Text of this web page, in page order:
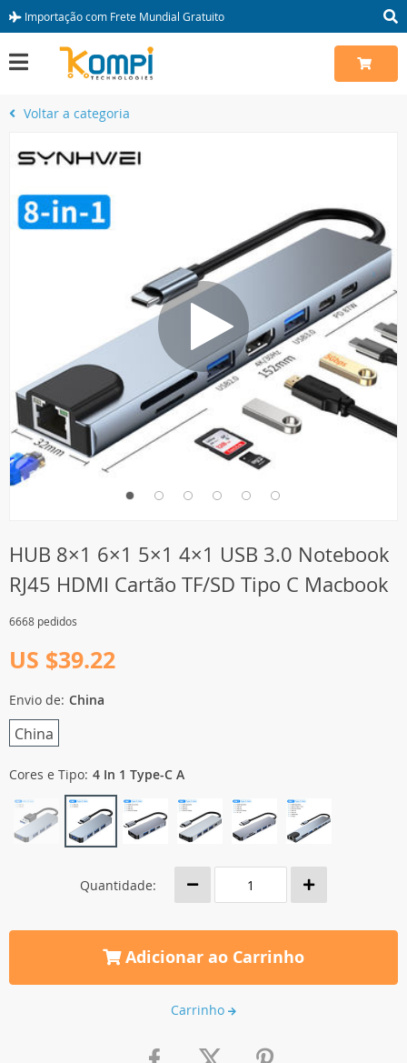
Importação com Frete Mundial Gratuito
Voltar a categoria
HUB 8×1 6×1 5×1 4×1 USB 3.0 Notebook
RJ45 HDMI Cartão TF/SD Tipo C Macbook
6668 pedidos
US $39.22
Envio de: China
China
Cores e Tipo: 4 In 1 Type-C A
Quantidade:
Adicionar ao Carrinho
Carrinho